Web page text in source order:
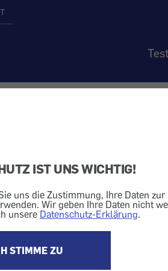
IST UNS WICHTIG!
uns die Zustimmung, Ihre Daten zur
Wir geben Ihre Daten nicht
unsere Datenschutz-Erklärung.
STIMME ZU
verhängt
von 77.500